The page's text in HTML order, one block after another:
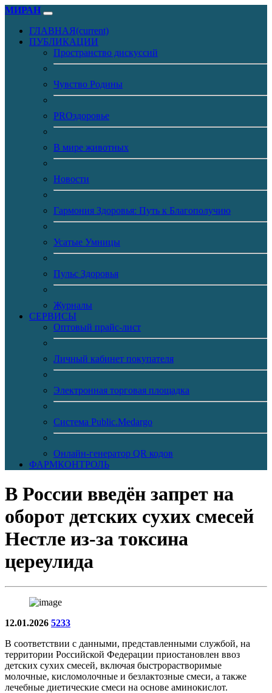
МИРАН
ГЛАВНАЯ(current)
ПУБЛИКАЦИИ
Пространство дискуссий
Чувство Родины
PROздоровье
В мире животных
Новости
Гармония Здоровья: Путь к Благополучию
Усатые Умницы
Пульс Здоровья
Журналы
CЕРВИСЫ
Оптовый прайс-лист
Личный кабинет покупателя
Электронная торговая площадка
Система Public.Medargo
Онлайн-генератор QR кодов
ФАРМКОНТРОЛЬ
В России введён запрет на
оборот детских сухих смесей
Нестле из-за токсина
цереулида
12.01.2026 5233
В соответствии с данными, представленными службой, на
территории Российской Федерации приостановлен ввоз
детских сухих смесей, включая быстрорастворимые
молочные, кисломолочные и безлактозные смеси, а также
лечебные диетические смеси на основе аминокислот.